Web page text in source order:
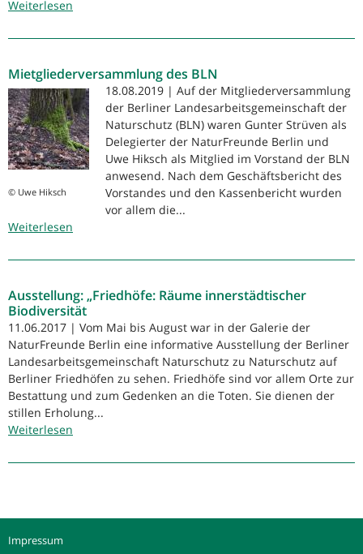
Weiterlesen
beteiligen
aktiv
an
Stellungnahme
der
BLN
zur
Koloniestraße
Mietgliederversammlung des BLN
© Uwe Hiksch
18.08.2019 | Auf der Mitgliederversammlung
der Berliner Landesarbeitsgemeinschaft der
Naturschutz (BLN) waren Gunter Strüven als
Delegierter der NaturFreunde Berlin und
Uwe Hiksch als Mitglied im Vorstand der BLN
anwesend. Nach dem Geschäftsbericht des
Vorstandes und den Kassenbericht wurden
vor allem die...
Weiterlesen
des
Ausstellung: „Friedhöfe: Räume innerstädtischer
Biodiversität
11.06.2017 | Vom Mai bis August war in der Galerie der
NaturFreunde Berlin eine informative Ausstellung der Berliner
Landesarbeitsgemeinschaft Naturschutz zu Naturschutz auf
Berliner Friedhöfen zu sehen. Friedhöfe sind vor allem Orte zur
Bestattung und zum Gedenken an die Toten. Sie dienen der
stillen Erholung...
Weiterlesen
„Friedhöfe:
Biodiversität
Impressum